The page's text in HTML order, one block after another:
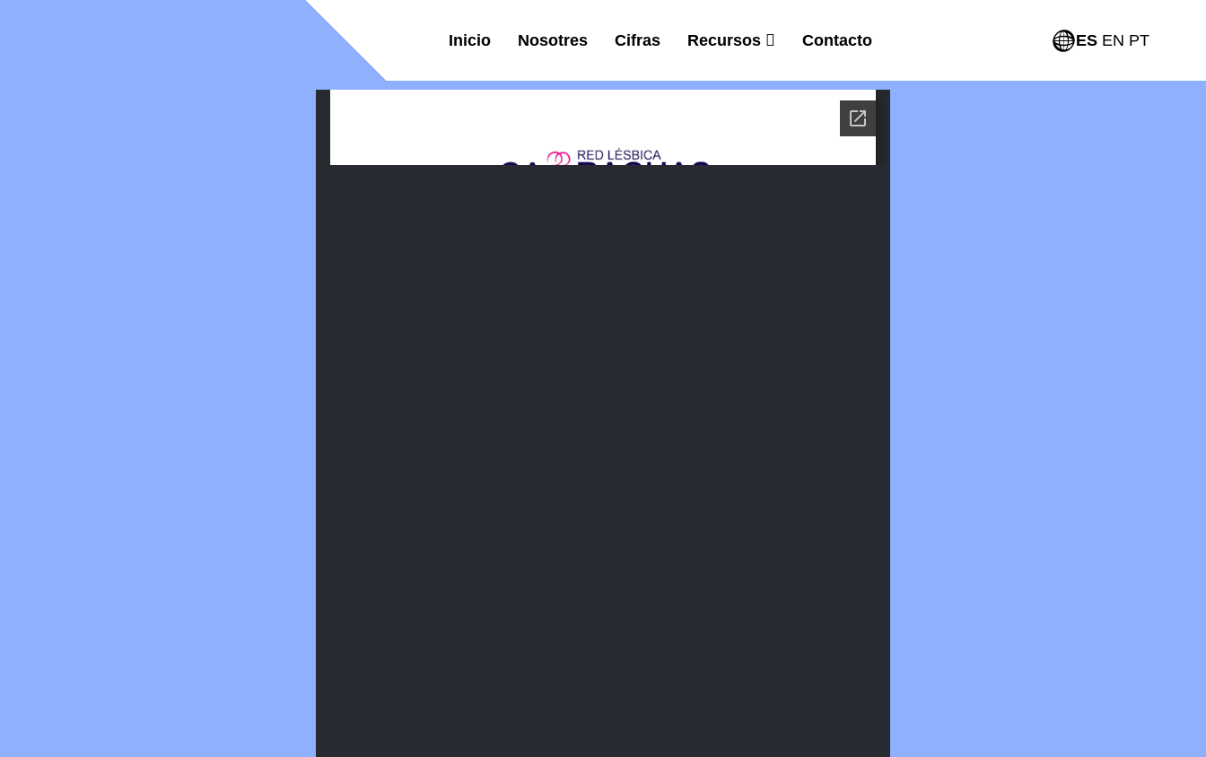
Inicio Nosotres Cifras Recursos Contacto ES EN PT